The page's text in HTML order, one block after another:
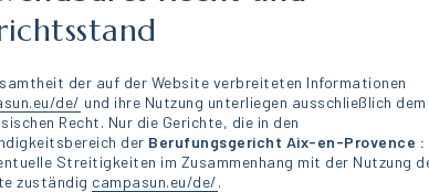
der auf der Website verbreiteten Informationen
de/ und ihre Nutzung unterliegen ausschließlich dem
Recht. Nur die Gerichte, die in den
der Berufungsgericht Aix-en-Provence :
Streitigkeiten im Zusammenhang mit der Nutzung
zuständig campasun.eu/de/.